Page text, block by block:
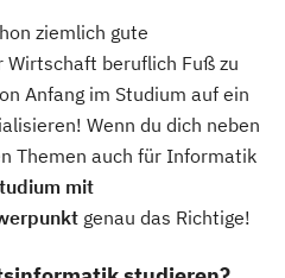
ziemlich gute
Wirtschaft beruflich Fuß zu
Anfang im Studium auf ein
Wenn du dich neben
Themen auch für Informatik
mit
genau das Richtige!